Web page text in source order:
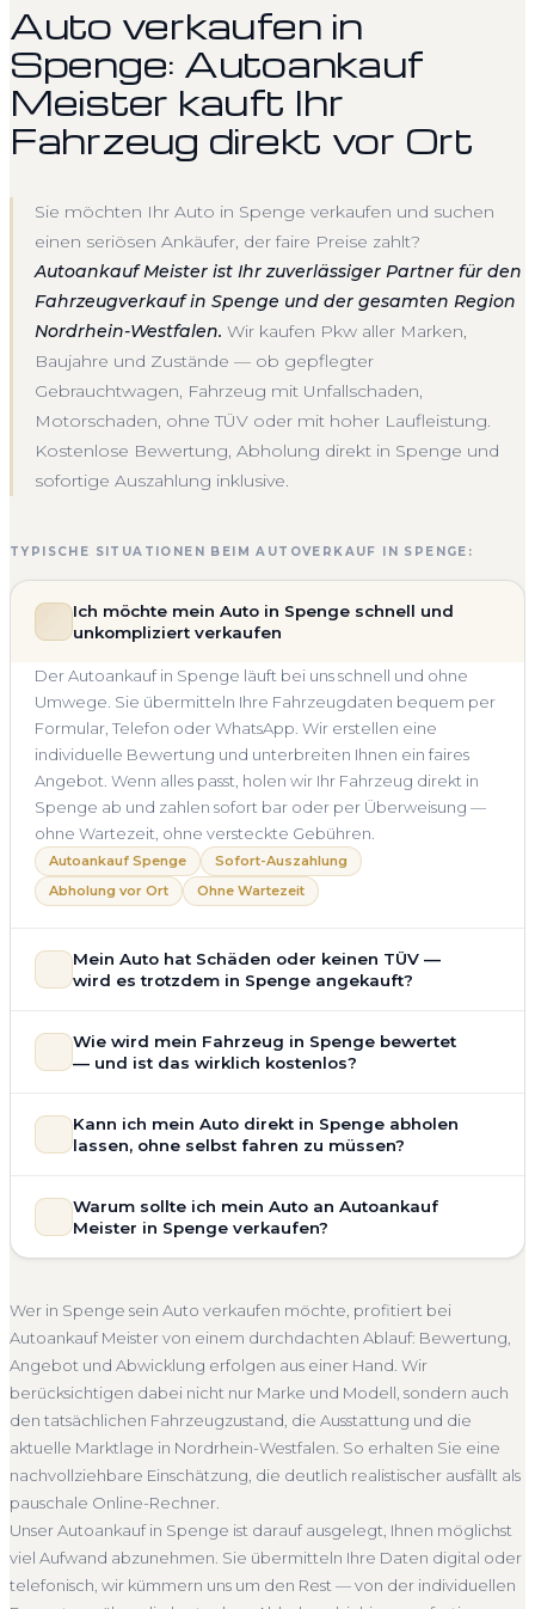
Auto verkaufen in
Spenge: Autoankauf
Meister kauft Ihr
Fahrzeug direkt vor Ort
Sie möchten Ihr Auto in Spenge verkaufen und suchen
einen seriösen Ankäufer, der faire Preise zahlt?
Autoankauf Meister ist Ihr zuverlässiger Partner für den
Fahrzeugverkauf in Spenge und der gesamten Region
Nordrhein-Westfalen. Wir kaufen Pkw aller Marken,
Baujahre und Zustände — ob gepflegter
Gebrauchtwagen, Fahrzeug mit Unfallschaden,
Motorschaden, ohne TÜV oder mit hoher Laufleistung.
Kostenlose Bewertung, Abholung direkt in Spenge und
sofortige Auszahlung inklusive.
TYPISCHE SITUATIONEN BEIM AUTOVERKAUF IN SPENGE:
Ich möchte mein Auto in Spenge schnell und
unkompliziert verkaufen
Der Autoankauf in Spenge läuft bei uns schnell und ohne
Umwege. Sie übermitteln Ihre Fahrzeugdaten bequem per
Formular, Telefon oder WhatsApp. Wir erstellen eine
individuelle Bewertung und unterbreiten Ihnen ein faires
Angebot. Wenn alles passt, holen wir Ihr Fahrzeug direkt in
Spenge ab und zahlen sofort bar oder per Überweisung —
ohne Wartezeit, ohne versteckte Gebühren.
Autoankauf Spenge
Sofort-Auszahlung
Abholung vor Ort
Ohne Wartezeit
Mein Auto hat Schäden oder keinen TÜV —
wird es trotzdem in Spenge angekauft?
Motorschaden, Getriebeschaden, abgelaufenem TÜV oder
allgemeinem Reparaturbedarf direkt in Spenge an. Der
Bewertung ein. Anders als Online-Rechner berücksichtigen
wir den realen Zustand und die aktuelle Nachfrage für eine
Unfallwagen Spenge Motorschaden
Ohne TÜV
Getriebeschaden
Faire Bewertung
Wie wird mein Fahrzeug in Spenge bewertet
— und ist das wirklich kostenlos?
ist vollständig kostenlos und unverbindlich. Wir prüfen Marke,
Modell, Baujahr, Kilometerstand, Ausstattung, Pflegezustand
Schätzung, sondern eine fundierte Einschätzung, die nah am
tatsächlichen Verkaufspreis liegt — speziell für den Markt in
Nordrhein-Westfalen.
Seriöse Einschätzung
Kann ich mein Auto direkt in Spenge abholen
lassen, ohne selbst fahren zu müssen?
umfasst die kostenlose Abholung direkt an Ihrer Adresse —
egal ob zu Hause, am Arbeitsplatz oder an einem Treffpunkt
erfolgt direkt bei Übergabe, auf Wunsch übernehmen wir
auch die Abmeldung.
Abholung Spenge Nicht fahrbereit
Barzahlung
Abmeldung inklusive
Warum sollte ich mein Auto an Autoankauf
Meister in Spenge verkaufen?
deutschlandweit an — auch in Spenge und ganz Nordrhein-
Westfalen. Sie erhalten eine kostenlose Bewertung, ein
verbindliches Angebot und auf Wunsch den kompletten
Service von der Abholung bis zur Abmeldung. Über 4.800
zufriedene Kunden sprechen für sich.
Seit 2010 4.800+ Ankäufe
Komplettservice
Nordrhein-Westfalen
Wer in Spenge sein Auto verkaufen möchte, profitiert bei
Autoankauf Meister von einem durchdachten Ablauf: Bewertung,
Angebot und Abwicklung erfolgen aus einer Hand. Wir
berücksichtigen dabei nicht nur Marke und Modell, sondern auch
den tatsächlichen Fahrzeugzustand, die Ausstattung und die
aktuelle Marktlage in Nordrhein-Westfalen. So erhalten Sie eine
nachvollziehbare Einschätzung, die deutlich realistischer ausfällt als
pauschale Online-Rechner.
Unser Autoankauf in Spenge ist darauf ausgelegt, Ihnen möglichst
viel Aufwand abzunehmen. Sie übermitteln Ihre Daten digital oder
telefonisch, wir kümmern uns um den Rest — von der individuellen